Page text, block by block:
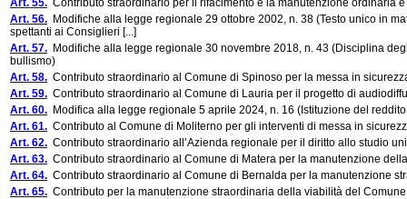
Art. 55. Contributo straordinario per il rifacimento e la manutenzione ordinaria
Art. 56. Modifiche alla legge regionale 29 ottobre 2002, n. 38 (Testo unico in
spettanti ai Consiglieri [...]
Art. 57. Modifiche alla legge regionale 30 novembre 2018, n. 43 (Disciplina
bullismo)
Art. 58. Contributo straordinario al Comune di Spinoso per la messa in
Art. 59. Contributo straordinario al Comune di Lauria per il progetto di
Art. 60. Modifica alla legge regionale 5 aprile 2024, n. 16 (Istituzione del
Art. 61. Contributo al Comune di Moliterno per gli interventi di messa in
Art. 62. Contributo straordinario all’Azienda regionale per il diritto allo studio
Art. 63. Contributo straordinario al Comune di Matera per la manutenzione
Art. 64. Contributo straordinario al Comune di Bernalda per la manutenzione
Art. 65. Contributo per la manutenzione straordinaria della viabilità del